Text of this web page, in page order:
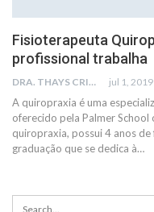
Fisioterapeuta
profissional trabalha
DRA. THAYS CRISTINA RODRIGUES jul 1, 2019
A quiropraxia é uma
oferecido pela Palmer School
quiropraxia, possui 4 anos
graduação que se dedica à…